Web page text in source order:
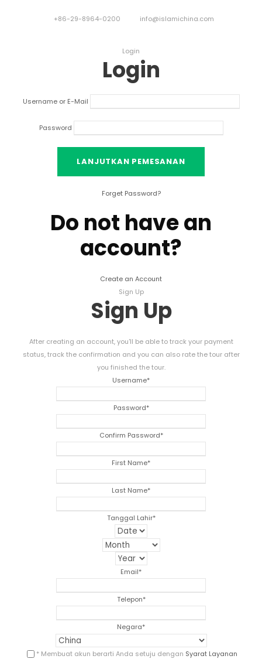
+86-29-8964-0200 info@islamichina.com
Login
Login
Username or E-Mail
Password
Forget Password?
Do not have an
account?
Create an Account
Sign Up
Sign Up
After creating an account,you'll be able to track your payment
status,track the confirmation and you can also rate the tour after
you finished the tour.
Username*
Password*
Confirm Password*
First Name*
Last Name*
Tanggal Lahir*
Email*
Telepon*
Negara*
* Membuat akun berarti Anda setuju dengan Syarat Layanan